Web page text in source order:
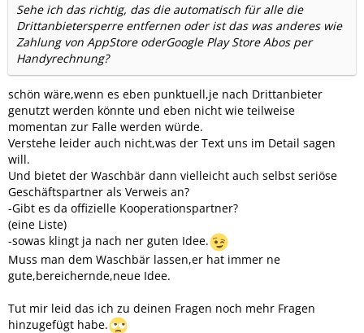
Sehe ich das richtig, das die automatisch für alle die
Drittanbietersperre entfernen oder ist das was anderes wie
Zahlung von AppStore oderGoogle Play Store Abos per
Handyrechnung?
schön wäre,wenn es eben punktuell,je nach Drittanbieter
genutzt werden könnte und eben nicht wie teilweise
momentan zur Falle werden würde.
Verstehe leider auch nicht,was der Text uns im Detail sagen
will.
Und bietet der Waschbär dann vielleicht auch selbst seriöse
Geschäftspartner als Verweis an?
-Gibt es da offizielle Kooperationspartner?
(eine Liste)
-sowas klingt ja nach ner guten Idee.
Muss man dem Waschbär lassen,er hat immer ne
gute,bereichernde,neue Idee.
Tut mir leid das ich zu deinen Fragen noch mehr Fragen
hinzugefügt habe.